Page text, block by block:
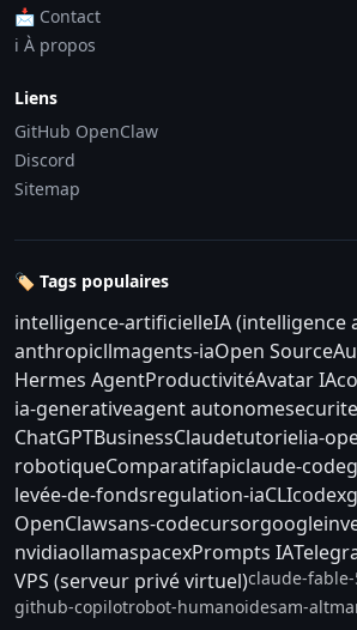
📩 Contact
ℹ️ À propos
Liens
GitHub OpenClaw
Discord
Sitemap
🏷️ Tags populaires
intelligence-artificielleIA (intelligence
anthropicllmagents-iaOpen Source
Hermes AgentProductivitéAvatar IA
ia-generativeagent autonome
ChatGPTBusinessClaudetutorielia-
robotiqueComparatifapiclaude-code
levée-de-fondsregulation-iaCLIcodex
OpenClawsans-codecursorgoogle
nvidiaollamaspacexPrompts IA
VPS (serveur privé virtuel)claude-
github-copilotrobot-humanoidesam-